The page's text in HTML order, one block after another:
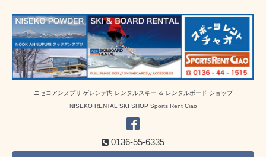
ニセコアンヌプリ ゲレンデ内 レンタルスキー ＆ レンタルボード ショップ
NISEKO RENTAL SKI SHOP Sports Rent Ciao
0136-55-6335